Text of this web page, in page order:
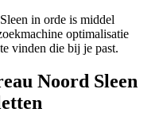
in orde is middel
optimalisatie
vinden die bij je past.
Noord Sleen